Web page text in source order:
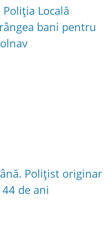
Locală
bani pentru
Polițist originar
de ani